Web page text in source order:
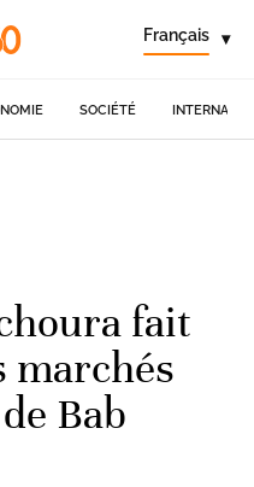
Français ▾
SOCIÉTÉ
fait
marchés
Bab